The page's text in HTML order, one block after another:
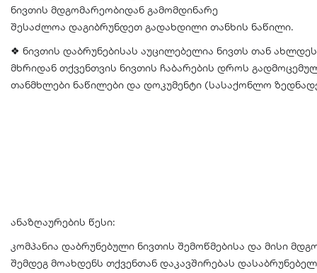
ნივთის მდგომარეობიდან გამომდინარე
შესაძლოა დაგიბრუნდეთ გადახდილი თანხის ნაწილი.
❖ ნივთის დაბრუნებისას აუცილებელია ნივთს თან ახლდეს
მხრიდან თქვენთვის ნივთის ჩაბარების დროს
თანმხლები ნაწილები და დოკუმენტი (სასაქონლო
ანაზღაურების წესი:
კომპანია დაბრუნებული ნივთის შემოწმებისა და მისი
შემდეგ მოახდენს თქვენთან დაკავშირებას